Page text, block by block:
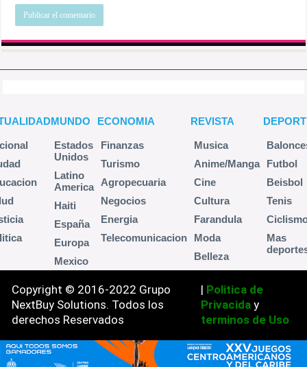
MUNDO
Estados
Unidos
Latino
America
Haiti
España
Europa
Mexico
ECONOMIA
Finanzas
Turismo
Agropecuaria
Negocios
Energia
Telecomunicacion
REVISTA
Musica
Anime/Manga
Cine
Cultura
Farandula
Moda
Belleza
Futbol
Beisbol
Tenis
Mas
Copyright © 2016-2022 Grupo
NextBuy Solutions. Todos los
derechos Reservados
| Politica de
Privacida y
terminos de Uso